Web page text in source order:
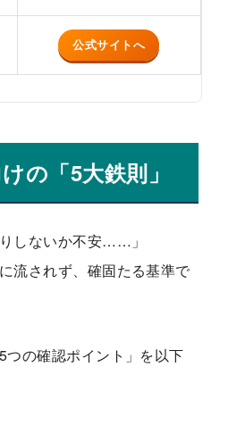
公式サイトへ
の「5大鉄則」
しないか不安……」
流されず、確固たる基準で
の確認ポイント」を以下